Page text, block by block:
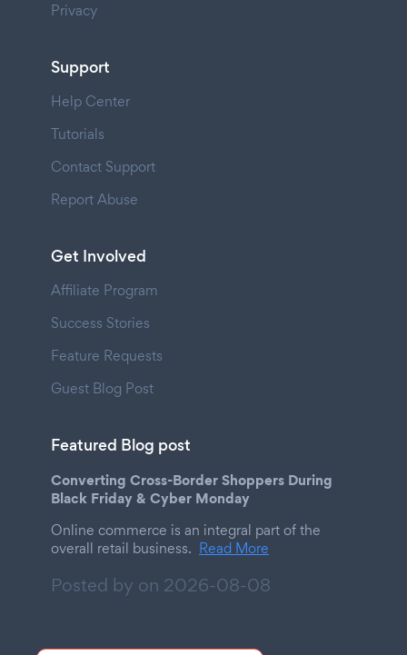
Privacy
Support
Help Center
Tutorials
Contact Support
Report Abuse
Get Involved
Affiliate Program
Success Stories
Feature Requests
Guest Blog Post
Featured Blog post
Converting Cross-Border Shoppers During
Black Friday & Cyber Monday
Online commerce is an integral part of the
overall retail business. Read More
Posted by on 2026-08-08